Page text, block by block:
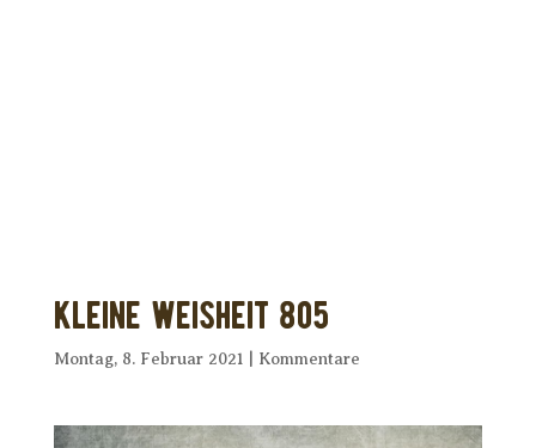
Kleine Weisheit 805
Montag, 8. Februar 2021 Kommentare